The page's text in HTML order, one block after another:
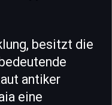
besitzt die
antiker
eine